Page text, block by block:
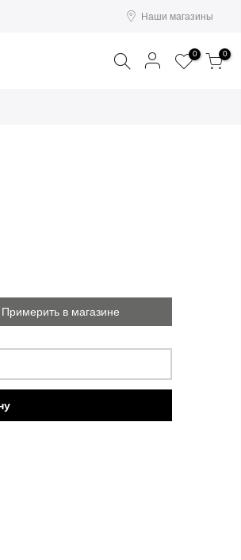
Наши магазины
Поиск 0 0
Примерить в магазине